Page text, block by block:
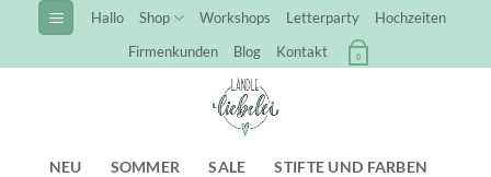
Inhalt
springen
Hallo Shop Workshops Letterparty
Hochzeiten
Firmenkunden
Blog Kontakt 0
NEU SOMMER SALE STIFTE UND FARBEN